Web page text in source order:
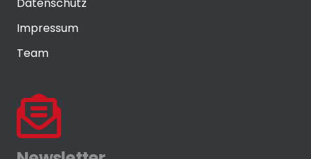
Datenschutz
Impressum
Team